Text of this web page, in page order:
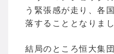
う緊張感が走り、各
落することとなりまし
結局のところ恒大集